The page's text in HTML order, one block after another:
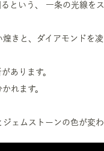
という、 一条の光線
きと、ダイアモンドを
あります。
れます。
ェムストーンの色が変